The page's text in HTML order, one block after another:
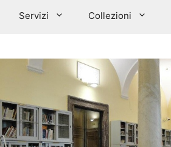
Servizi Collezioni